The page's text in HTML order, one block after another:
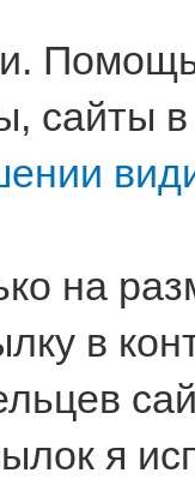
сайты
на
в
я